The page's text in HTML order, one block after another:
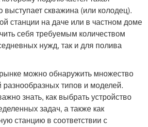
выступает скважина (или колодец).
станции на даче или в частном доме
себя требуемым количеством
нужд, так и для полива
можно обнаружить множество
разнообразных типов и моделей.
знать, как выбрать устройство
задач, а также как
станцию в соответствии с